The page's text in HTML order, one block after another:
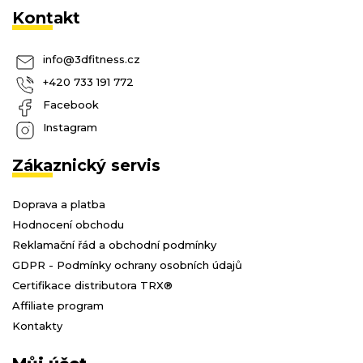
Kontakt
info@3dfitness.cz
+420 733 191 772
Facebook
Instagram
Zákaznický servis
Doprava a platba
Hodnocení obchodu
Reklamační řád a obchodní podmínky
GDPR - Podmínky ochrany osobních údajů
Certifikace distributora TRX®
Affiliate program
Kontakty